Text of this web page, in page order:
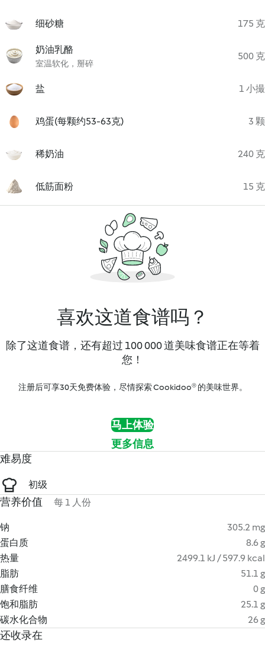
细砂糖 175 克
奶油乳酪
室温软化，掰碎
500 克
盐 1 小撮
鸡蛋(每颗约53-63克) 3 颗
稀奶油 240 克
低筋面粉 15 克
喜欢这道食谱吗？
除了这道食谱，还有超过 100 000 道美味食谱正在等着
您！
注册后可享30天免费体验，尽情探索 Cookidoo® 的美味世界。
马上体验
更多信息
难易度
初级
营养价值 每 1 人份
钠
305.2 mg
蛋白质
8.6 g
热量
2499.1 kJ / 597.9 kcal
脂肪
51.1 g
膳食纤维
0 g
饱和脂肪
25.1 g
碳水化合物
26 g
还收录在